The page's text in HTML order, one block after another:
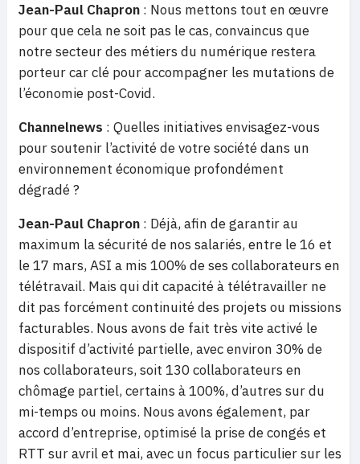
Jean-Paul Chapron : Nous mettons tout en œuvre
pour que cela ne soit pas le cas, convaincus que
notre secteur des métiers du numérique restera
porteur car clé pour accompagner les mutations de
l’économie post-Covid.
Channelnews : Quelles initiatives envisagez-vous
pour soutenir l’activité de votre société dans un
environnement économique profondément
dégradé ?
Jean-Paul Chapron : Déjà, afin de garantir au
maximum la sécurité de nos salariés, entre le 16 et
le 17 mars, ASI a mis 100% de ses collaborateurs en
télétravail. Mais qui dit capacité à télétravailler ne
dit pas forcément continuité des projets ou missions
facturables. Nous avons de fait très vite activé le
dispositif d’activité partielle, avec environ 30% de
nos collaborateurs, soit 130 collaborateurs en
chômage partiel, certains à 100%, d’autres sur du
mi-temps ou moins. Nous avons également, par
accord d’entreprise, optimisé la prise de congés et
RTT sur avril et mai, avec un focus particulier sur les